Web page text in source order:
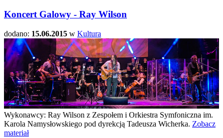
Koncert Galowy - Ray Wilson
dodano: 15.06.2015 w Kultura
Wykonawcy: Ray Wilson z Zespołem i Orkiestra Symfoniczna im.
Karola Namysłowskiego pod dyrekcją Tadeusza Wicherka. Zobacz
materiał